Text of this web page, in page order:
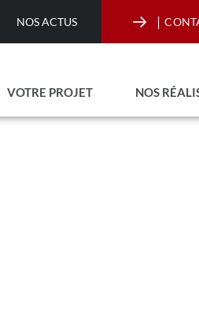
NOS ACTUS |
VOTRE PROJET NOS